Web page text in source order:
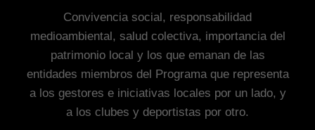
Convivencia social, responsabilidad
medioambiental, salud colectiva, importancia del
patrimonio local y los que emanan de las
entidades miembros del Programa que representa
a los gestores e iniciativas locales por un lado, y
a los clubes y deportistas por otro.